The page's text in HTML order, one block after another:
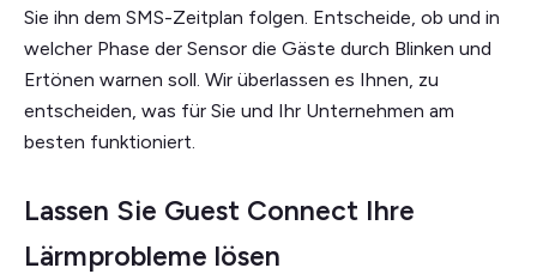
Sie ihn dem SMS-Zeitplan folgen. Entscheide, ob und in
welcher Phase der Sensor die Gäste durch Blinken und
Ertönen warnen soll. Wir überlassen es Ihnen, zu
entscheiden, was für Sie und Ihr Unternehmen am
besten funktioniert.
Lassen Sie Guest Connect Ihre
Lärmprobleme lösen